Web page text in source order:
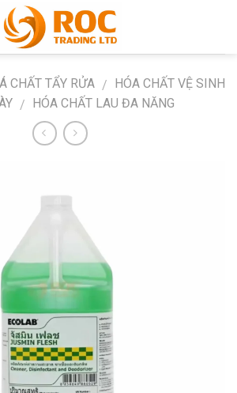
CHẤT TẨY RỬA / HÓA CHẤT VỆ SINH
/ HÓA CHẤT LAU ĐA NĂNG